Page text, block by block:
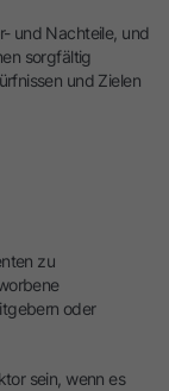
und Nachteile, und
sorgfältig
und Zielen
zu
oder
sein, wenn es